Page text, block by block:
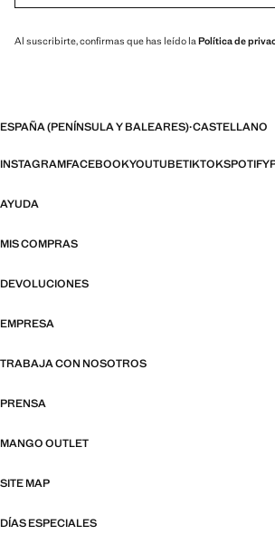
Al suscribirte, confirmas que has leído la Política de
ESPAÑA (PENÍNSULA Y BALEARES)·CASTELLANO
INSTAGRAMFACEBOOKYOUTUBETIKTOKSPOTIFY
AYUDA
MIS COMPRAS
DEVOLUCIONES
EMPRESA
TRABAJA CON NOSOTROS
PRENSA
MANGO OUTLET
SITE MAP
DÍAS ESPECIALES